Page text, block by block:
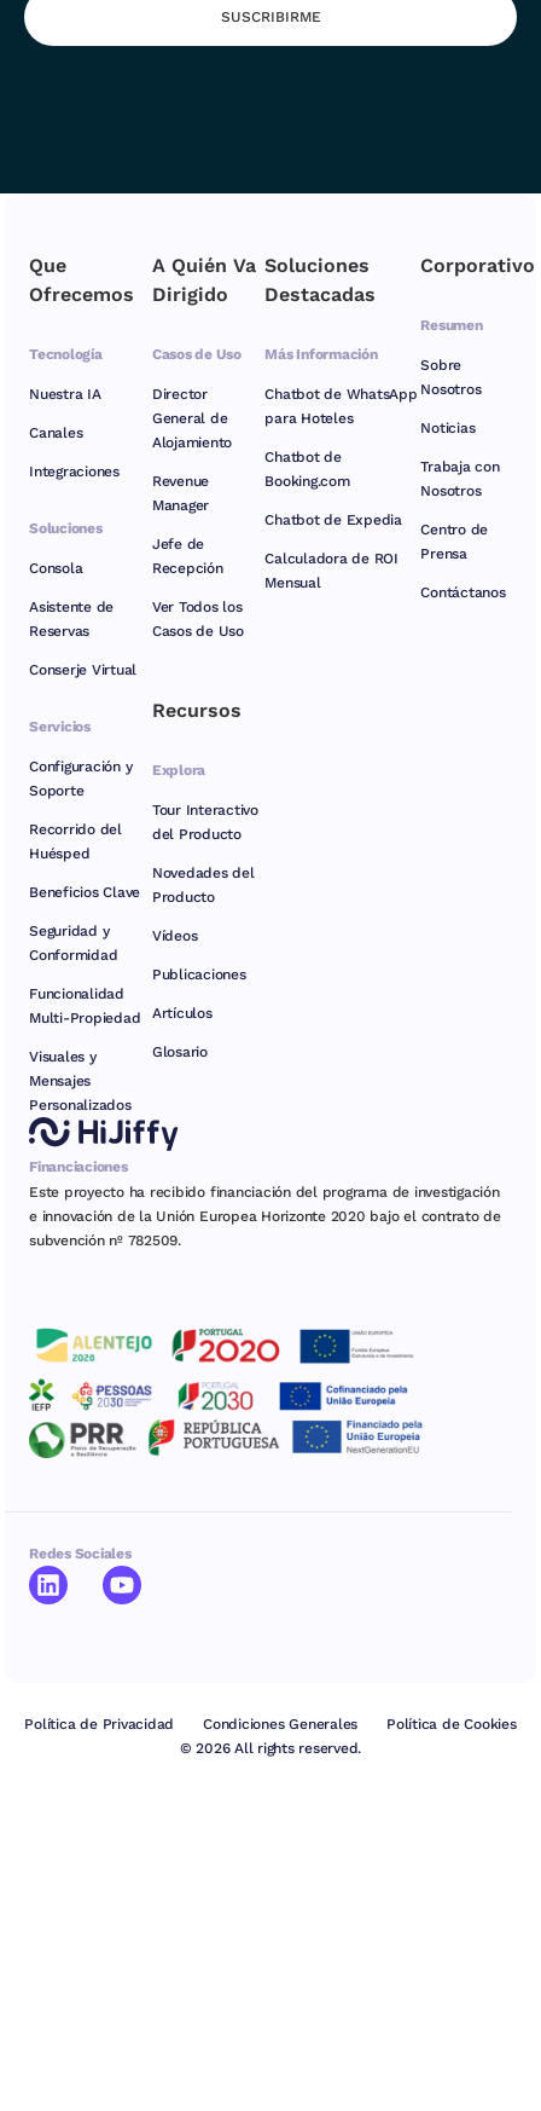
SUSCRIBIRME
Financiaciones
Este proyecto ha recibido financiación del programa de investigación
e innovación de la Unión Europea Horizonte 2020 bajo el contrato de
subvención nº 782509.
Redes Sociales
Que
Ofrecemos
Tecnología
Nuestra IA
Canales
Integraciones
Soluciones
Consola
Asistente de
Reservas
Conserje Virtual
Servicios
Configuración y
Soporte
Recorrido del
Huésped
Beneficios Clave
Seguridad y
Conformidad
Funcionalidad
Multi-Propiedad
Visuales y
Mensajes
Personalizados
A Quién Va
Dirigido
Casos de Uso
Director
General de
Alojamiento
Revenue
Manager
Jefe de
Recepción
Ver Todos los
Casos de Uso
Recursos
Explora
Tour Interactivo
del Producto
Novedades del
Producto
Vídeos
Publicaciones
Artículos
Glosario
Corporativo
Resumen
Sobre
Nosotros
Noticias
Trabaja con
Nosotros
Centro de
Prensa
Contáctanos
Soluciones
Destacadas
Más Información
Chatbot de WhatsApp
para Hoteles
Chatbot de
Booking.com
Chatbot de Expedia
Calculadora de ROI
Mensual
© 2026 All rights reserved.
Política de Privacidad Condiciones Generales Política de Cookies